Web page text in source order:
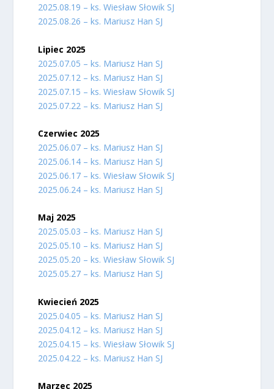
2025.08.19 – ks. Wiesław Słowik SJ
2025.08.26 – ks. Mariusz Han SJ
Lipiec 2025
2025.07.05 – ks. Mariusz Han SJ
2025.07.12 – ks. Mariusz Han SJ
2025.07.15 – ks. Wiesław Słowik SJ
2025.07.22 – ks. Mariusz Han SJ
Czerwiec 2025
2025.06.07 – ks. Mariusz Han SJ
2025.06.14 – ks. Mariusz Han SJ
2025.06.17 – ks. Wiesław Słowik SJ
2025.06.24 – ks. Mariusz Han SJ
Maj 2025
2025.05.03 – ks. Mariusz Han SJ
2025.05.10 – ks. Mariusz Han SJ
2025.05.20 – ks. Wiesław Słowik SJ
2025.05.27 – ks. Mariusz Han SJ
Kwiecień 2025
2025.04.05 – ks. Mariusz Han SJ
2025.04.12 – ks. Mariusz Han SJ
2025.04.15 – ks. Wiesław Słowik SJ
2025.04.22 – ks. Mariusz Han SJ
Marzec 2025